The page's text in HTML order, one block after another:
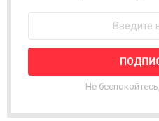
W
L
E
T
R
Не